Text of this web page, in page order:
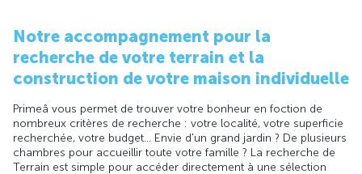
Notre accompagnement pour la
recherche de votre terrain et la
construction de votre maison individuelle
Primeâ vous permet de trouver votre bonheur en foction de
nombreux critères de recherche : votre localité, votre superficie
recherchée, votre budget... Envie d'un grand jardin ? De plusieurs
chambres pour accueillir toute votre famille ? La recherche de
Terrain est simple pour accéder directement à une sélection